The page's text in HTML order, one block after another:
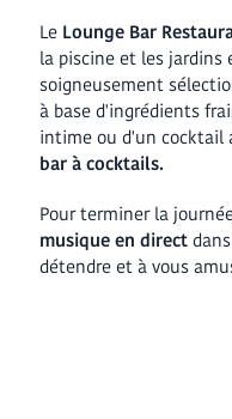
Le Lounge Bar
la piscine et les jardins
soigneusement
à base d'ingrédients
intime ou d'un cocktail
bar à cocktails.
Pour terminer la
musique en directdans
détendre et à vous